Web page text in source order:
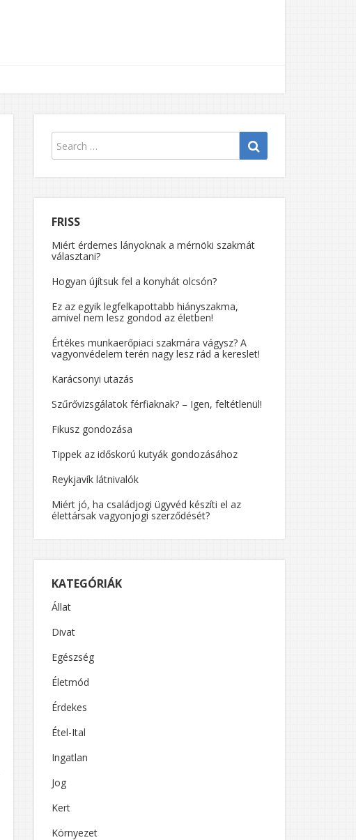
FRISS
Miért érdemes lányoknak a mérnöki szakmát
választani?
Hogyan újítsuk fel a konyhát olcsón?
Ez az egyik legfelkapottabb hiányszakma,
amivel nem lesz gondod az életben!
Értékes munkaerőpiaci szakmára vágysz? A
vagyonvédelem terén nagy lesz rád a kereslet!
Karácsonyi utazás
Szűrővizsgálatok férfiaknak? – Igen, feltétlenül!
Fikusz gondozása
Tippek az időskorú kutyák gondozásához
Reykjavík látnivalók
Miért jó, ha családjogi ügyvéd készíti el az
élettársak vagyonjogi szerződését?
KATEGÓRIÁK
Állat
Divat
Egészség
Életmód
Érdekes
Étel-Ital
Ingatlan
Jog
Kert
Környezet